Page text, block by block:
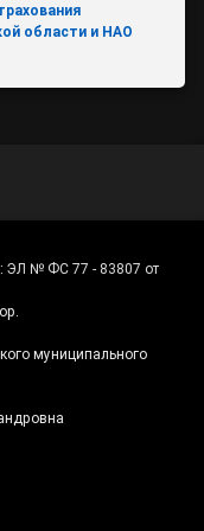
области и НАО
ЭЛ № ФС 77 - 83807 от
муниципального